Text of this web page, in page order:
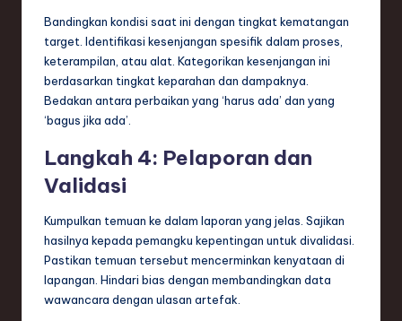
Bandingkan kondisi saat ini dengan tingkat kematangan
target. Identifikasi kesenjangan spesifik dalam proses,
keterampilan, atau alat. Kategorikan kesenjangan ini
berdasarkan tingkat keparahan dan dampaknya.
Bedakan antara perbaikan yang ‘harus ada’ dan yang
‘bagus jika ada’.
Langkah 4: Pelaporan dan
Validasi
Kumpulkan temuan ke dalam laporan yang jelas. Sajikan
hasilnya kepada pemangku kepentingan untuk divalidasi.
Pastikan temuan tersebut mencerminkan kenyataan di
lapangan. Hindari bias dengan membandingkan data
wawancara dengan ulasan artefak.